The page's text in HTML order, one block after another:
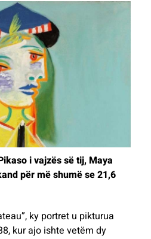
i vajzës së tij, Maya
për më shumë se 21,6
ky portret u pikturua
kur ajo ishte vetëm dy